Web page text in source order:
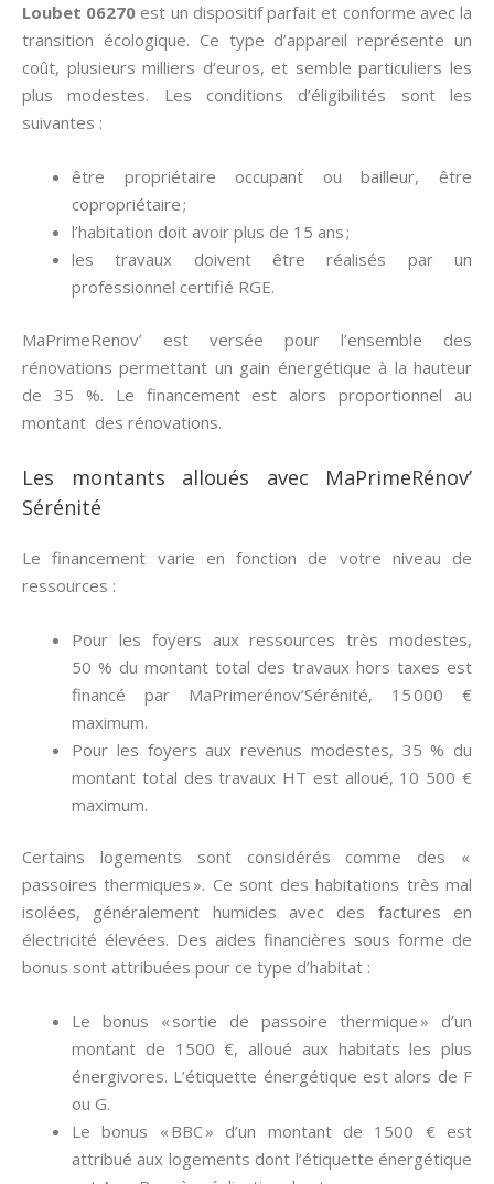
Loubet 06270 est un dispositif parfait et conforme avec la
transition écologique. Ce type d’appareil représente un
coût, plusieurs milliers d’euros, et semble particuliers les
plus modestes. Les conditions d’éligibilités sont les
suivantes :
être propriétaire occupant ou bailleur, être
copropriétaire ;
l’habitation doit avoir plus de 15 ans ;
les travaux doivent être réalisés par un
professionnel certifié RGE.
MaPrimeRenov’ est versée pour l’ensemble des
rénovations permettant un gain énergétique à la hauteur
de 35 %. Le financement est alors proportionnel au
montant des rénovations.
Les montants alloués avec MaPrimeRénov’
Sérénité
Le financement varie en fonction de votre niveau de
ressources :
Pour les foyers aux ressources très modestes,
50 % du montant total des travaux hors taxes est
financé par MaPrimerénov’Sérénité, 15 000 €
maximum.
Pour les foyers aux revenus modestes, 35 % du
montant total des travaux HT est alloué, 10 500 €
maximum.
Certains logements sont considérés comme des «
passoires thermiques ». Ce sont des habitations très mal
isolées, généralement humides avec des factures en
électricité élevées. Des aides financières sous forme de
bonus sont attribuées pour ce type d’habitat :
Le bonus « sortie de passoire thermique » d’un
montant de 1500 €, alloué aux habitats les plus
énergivores. L’étiquette énergétique est alors de F
ou G.
Le bonus « BBC » d’un montant de 1500 € est
attribué aux logements dont l’étiquette énergétique